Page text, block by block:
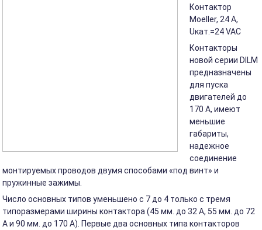
Контактор
Moeller, 24 А,
Uкат.=24 VAC
Контакторы
новой серии DILM
предназначены
для пуска
двигателей до
170 А, имеют
меньшие
габариты,
надежное
соединение
монтируемых проводов двумя способами «под винт» и
пружинные зажимы.
Число основных типов уменьшено с 7 до 4 только с тремя
типоразмерами ширины контактора (45 мм. до 32 A, 55 мм. до 72
A и 90 мм. до 170 A). Первые два основных типа контакторов